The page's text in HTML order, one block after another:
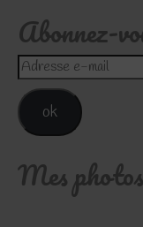
Abonnez-
Adresse
e-
mail
ok
Mes